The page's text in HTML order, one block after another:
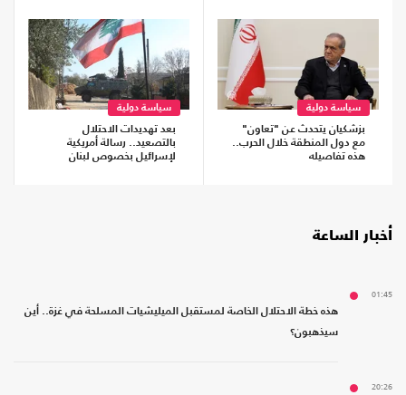
سياسة دولية
بزشكيان يتحدث عن "تعاون"
مع دول المنطقة خلال الحرب..
هذه تفاصيله
سياسة دولية
بعد تهديدات الاحتلال
بالتصعيد.. رسالة أمريكية
لإسرائيل بخصوص لبنان
أخبار الساعة
01:45
هذه خطة الاحتلال الخاصة لمستقبل الميليشيات المسلحة في غزة.. أين
سيذهبون؟
20:26